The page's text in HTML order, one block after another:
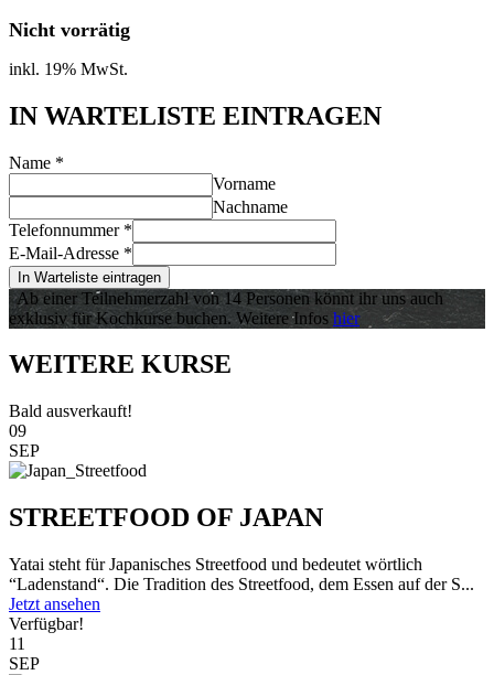
Nicht vorrätig
inkl. 19% MwSt.
IN WARTELISTE EINTRAGEN
Name *
Vorname
Nachname
Telefonnummer *
E-Mail-Adresse *
In Warteliste eintragen
Ab einer Teilnehmerzahl von 14 Personen könnt ihr uns auch
exklusiv für Kochkurse buchen. Weitere Infos hier
WEITERE KURSE
Bald ausverkauft!
09
SEP
STREETFOOD OF JAPAN
Yatai steht für Japanisches Streetfood und bedeutet wörtlich
“Ladenstand“. Die Tradition des Streetfood, dem Essen auf der S...
Jetzt ansehen
Verfügbar!
11
SEP